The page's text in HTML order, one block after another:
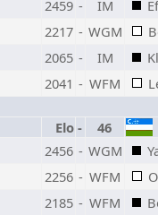
2459 - IM
2217 - WGM
2065 - IM
2041 - WFM
Elo -
46
2456 - WGM
2256 - WFM
2185 - WFM